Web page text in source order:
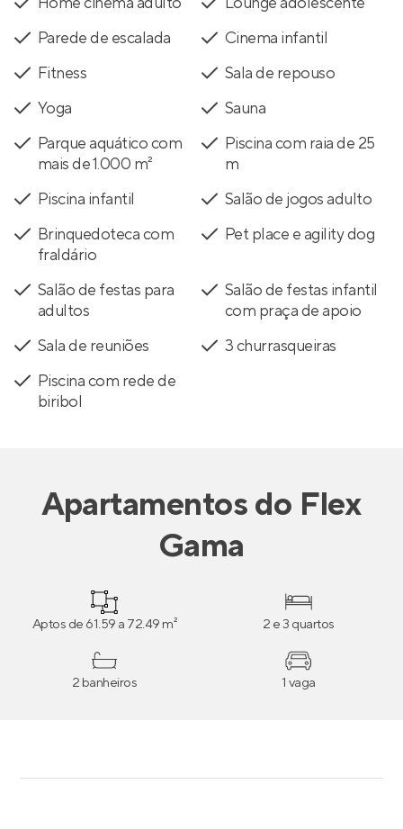
Parede de escalada
Cinema infantil
Fitness
Sala de repouso
Yoga
Sauna
Parque aquático com
mais de 1.000 m²
Piscina com raia de 25
m
Piscina infantil
Salão de jogos adulto
Brinquedoteca com
fraldário
Pet place e agility dog
Salão de festas para
adultos
Salão de festas infantil
com praça de apoio
Sala de reuniões
3 churrasqueiras
Piscina com rede de
biribol
Apartamentosdo Flex
Gama
Aptos de 61.59 a 72.49 m² 2 e 3 quartos
2 banheiros 1 vaga